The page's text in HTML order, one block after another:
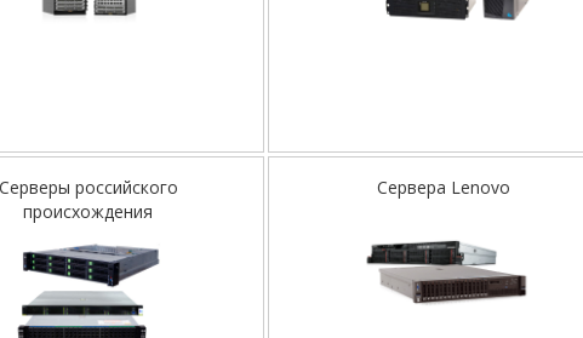
Серверы российского
происхождения
Сервера Lenovo